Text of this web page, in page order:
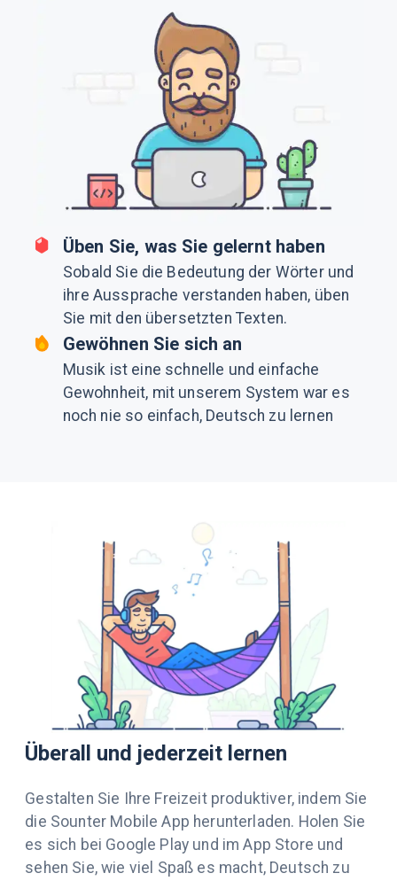
Üben Sie, was Sie gelernt haben
Sobald Sie die Bedeutung der Wörter und
ihre Aussprache verstanden haben, üben
Sie mit den übersetzten Texten.
Gewöhnen Sie sich an
Musik ist eine schnelle und einfache
Gewohnheit, mit unserem System war es
noch nie so einfach, Deutsch zu lernen
Überall und jederzeit lernen
Gestalten Sie Ihre Freizeit produktiver, indem Sie
die Sounter Mobile App herunterladen. Holen Sie
es sich bei Google Play und im App Store und
sehen Sie, wie viel Spaß es macht, Deutsch zu